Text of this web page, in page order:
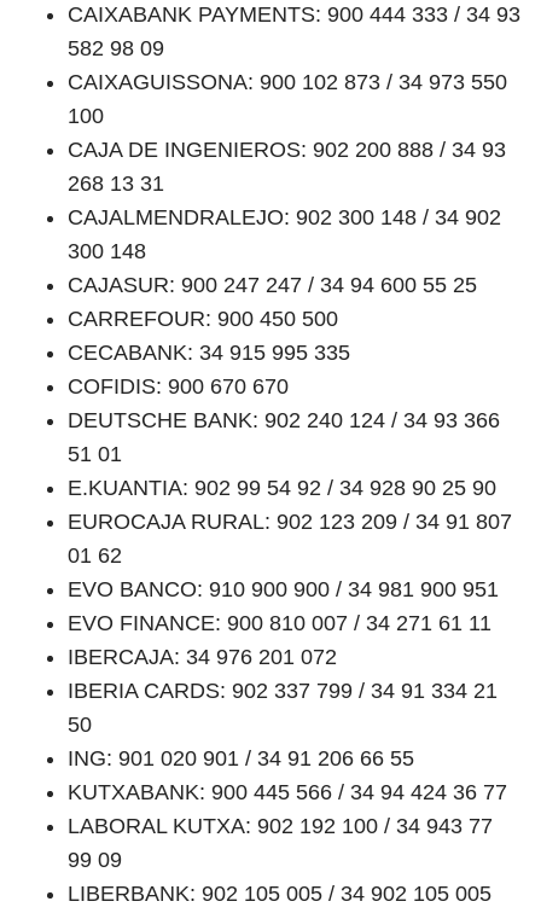
CAIXABANK PAYMENTS: 900 444 333 / 34 93
582 98 09
CAIXAGUISSONA: 900 102 873 / 34 973 550
100
CAJA DE INGENIEROS: 902 200 888 / 34 93
268 13 31
CAJALMENDRALEJO: 902 300 148 / 34 902
300 148
CAJASUR: 900 247 247 / 34 94 600 55 25
CARREFOUR: 900 450 500
CECABANK: 34 915 995 335
COFIDIS: 900 670 670
DEUTSCHE BANK: 902 240 124 / 34 93 366
51 01
E.KUANTIA: 902 99 54 92 / 34 928 90 25 90
EUROCAJA RURAL: 902 123 209 / 34 91 807
01 62
EVO BANCO: 910 900 900 / 34 981 900 951
EVO FINANCE: 900 810 007 / 34 271 61 11
IBERCAJA: 34 976 201 072
IBERIA CARDS: 902 337 799 / 34 91 334 21
50
ING: 901 020 901 / 34 91 206 66 55
KUTXABANK: 900 445 566 / 34 94 424 36 77
LABORAL KUTXA: 902 192 100 / 34 943 77
99 09
LIBERBANK: 902 105 005 / 34 902 105 005